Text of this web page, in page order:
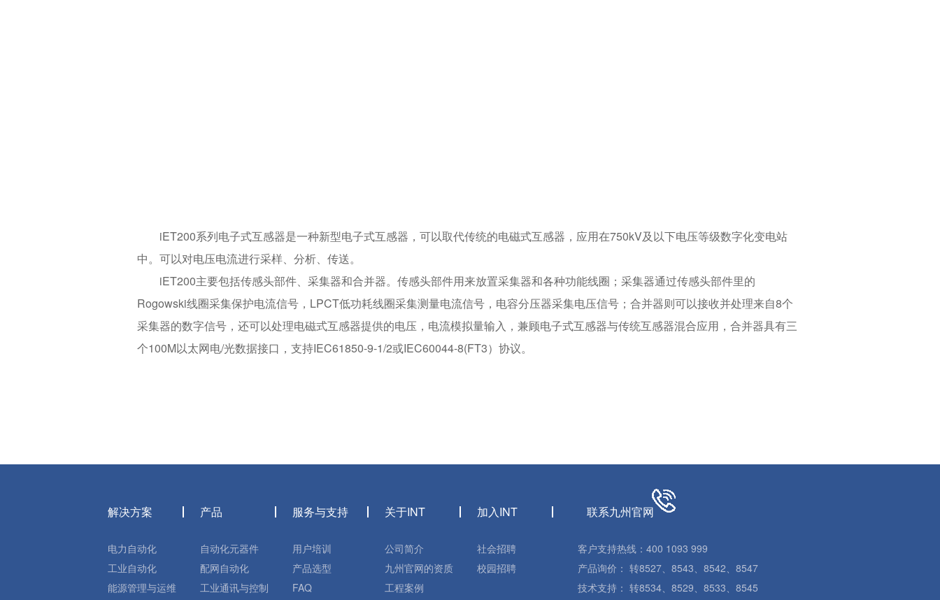
iET200系列电子式互感器是一种新型电子式互感器，可以取代传统的电磁式互感器，应用在750kV及以下电压等级数字化变电站
中。可以对电压电流进行采样、分析、传送。
iET200主要包括传感头部件、采集器和合并器。传感头部件用来放置采集器和各种功能线圈；采集器通过传感头部件里的
Rogowski线圈采集保护电流信号，LPCT低功耗线圈采集测量电流信号，电容分压器采集电压信号；合并器则可以接收并处理来自8个
采集器的数字信号，还可以处理电磁式互感器提供的电压，电流模拟量输入，兼顾电子式互感器与传统互感器混合应用，合并器具有三
个100M以太网电/光数据接口，支持IEC61850-9-1/2或IEC60044-8(FT3）协议。
解决方案
电力自动化
工业自动化
能源管理与运维
产品
自动化元器件
配网自动化
工业通讯与控制
服务与支持
用户培训
产品选型
FAQ
关于INT
公司简介
九州官网的资质
工程案例
加入INT
社会招聘
校园招聘
联系九州官网
客户支持热线：400 1093 999
产品询价： 转8527、8543、8542、8547
技术支持： 转8534、8529、8533、8545